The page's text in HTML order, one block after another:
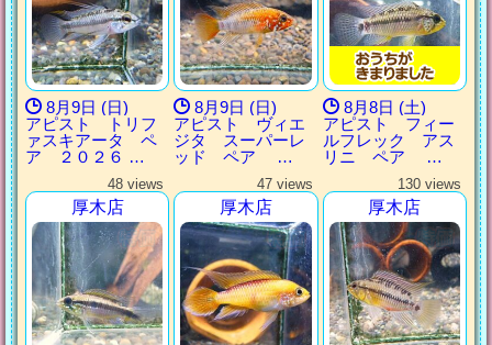
8月9日 (日)
アピスト トリフ
ァスキアータ ペ
ア ２０２６ …
8月9日 (日)
アピスト ヴィエ
ジタ スーパーレ
ッド ペア …
8月8日 (土)
アピスト フィー
ルフレック アス
リニ ペア …
48 views
厚木店
47 views
厚木店
130 views
厚木店